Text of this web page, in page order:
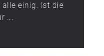
einig. Ist die
...